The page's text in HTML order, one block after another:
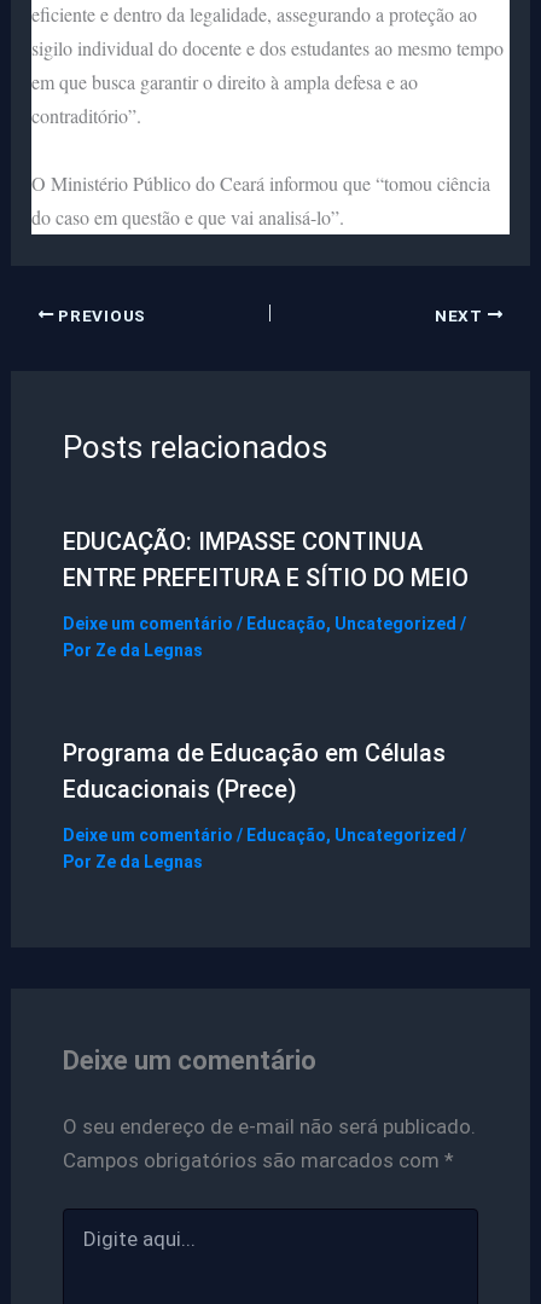
eficiente e dentro da legalidade, assegurando a proteção ao
sigilo individual do docente e dos estudantes ao mesmo tempo
em que busca garantir o direito à ampla defesa e ao
contraditório”.
O Ministério Público do Ceará informou que “tomou ciência
do caso em questão e que vai analisá-lo”.
PREVIOUS NEXT
Posts relacionados
EDUCAÇÃO: IMPASSE CONTINUA
ENTRE PREFEITURA E SÍTIO DO MEIO
Deixe um comentário / Educação, Uncategorized /
Por Ze da Legnas
Programa de Educação em Células
Educacionais (Prece)
Deixe um comentário / Educação, Uncategorized /
Por Ze da Legnas
Deixe um comentário
O seu endereço de e-mail não será publicado.
Campos obrigatórios são marcados com *
aqui...